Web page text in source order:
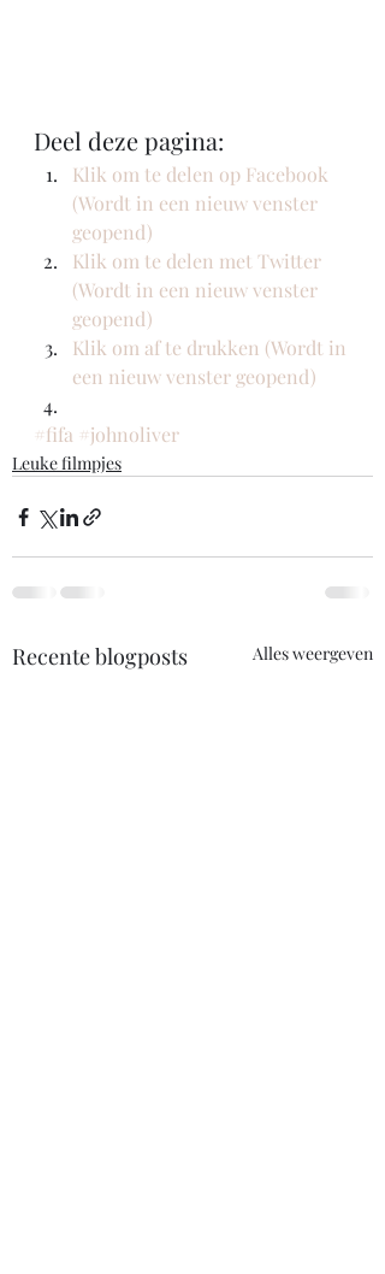
Deel deze pagina:
Klik om te delen op Facebook
(Wordt in een nieuw venster
geopend)
Klik om te delen met Twitter
(Wordt in een nieuw venster
geopend)
Klik om af te drukken (Wordt in
een nieuw venster geopend)
#fifa #johnoliver
Leuke filmpjes
Recente blogposts Alles weergeven